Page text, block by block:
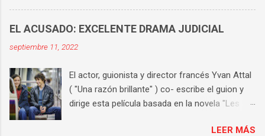
universo propio y consigue que en cada una de
sigues compartiendo sufrimiento y tensión con
cuya obra he visto y vuelto a ver más veces.
Así que me apetecía buscar un nombre al blog
que tuviera relación con él. Rápidamente
EL ACUSADO: EXCELENTE DRAMA JUDICIAL
septiembre 11, 2022
El actor, guionista y director francés Yvan Attal
( "Una razón brillante" ) co- escribe el guion y
dirige esta película basada en la novela "Les
Farel ( Ben Attal ), es un chico joven, brillante
LEER MÁS